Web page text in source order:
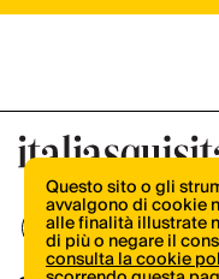
Questo sito o gli
avvalgono di cookie
alle finalità illustrate
di più o negare il
consulta la cookie